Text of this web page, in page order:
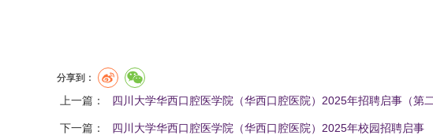
分享到：
上一篇： 四川大学华西口腔医学院（华西口腔医院）2025年招聘启事（第二
下一篇： 四川大学华西口腔医学院（华西口腔医院）2025年校园招聘启事